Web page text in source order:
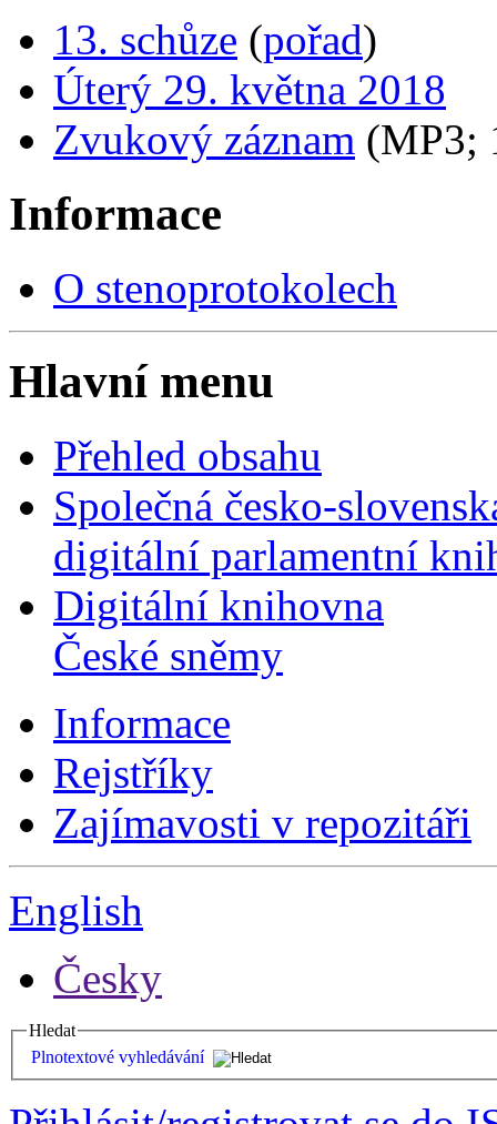
13. schůze (pořad)
Úterý 29. května 2018
Zvukový záznam (MP3;
Informace
O stenoprotokolech
Hlavní menu
Přehled obsahu
Společná česko-
digitální parlamentní
Digitální knihovna
České sněmy
Informace
Rejstříky
Zajímavosti v repozitáři
English
Česky
Hledat
Plnotextové vyhledávání